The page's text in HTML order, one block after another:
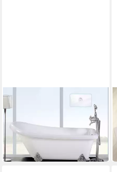
SANOTECHNIK
Badewanne Empire
-24%
in 6-8 Werktagen bei dir